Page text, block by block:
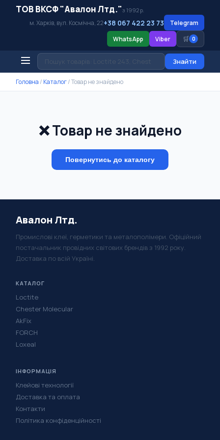
ТОВ ВКСФ "Авалон Лтд."з 1992 р.
м. Харків, вул. Космічна, 22+38 067 422 23 73
Telegram
WhatsApp
Viber 🛒 0
Знайти
Головна / Каталог/Товар не знайдено
❌ Товар не знайдено
Повернутись до каталогу
Авалон Лтд.
Промислові клеї, герметики та металополімери. Офіційний
постачальник провідних світових брендів з 1992 року.
Доставка по всій Україні.
КАТАЛОГ
Loctite
Chester Molecular
AkFix
FORCH
Loxeal
ІНФОРМАЦІЯ
Клейові технології
Доставка та оплата
Контакти
Політика конфіденційності